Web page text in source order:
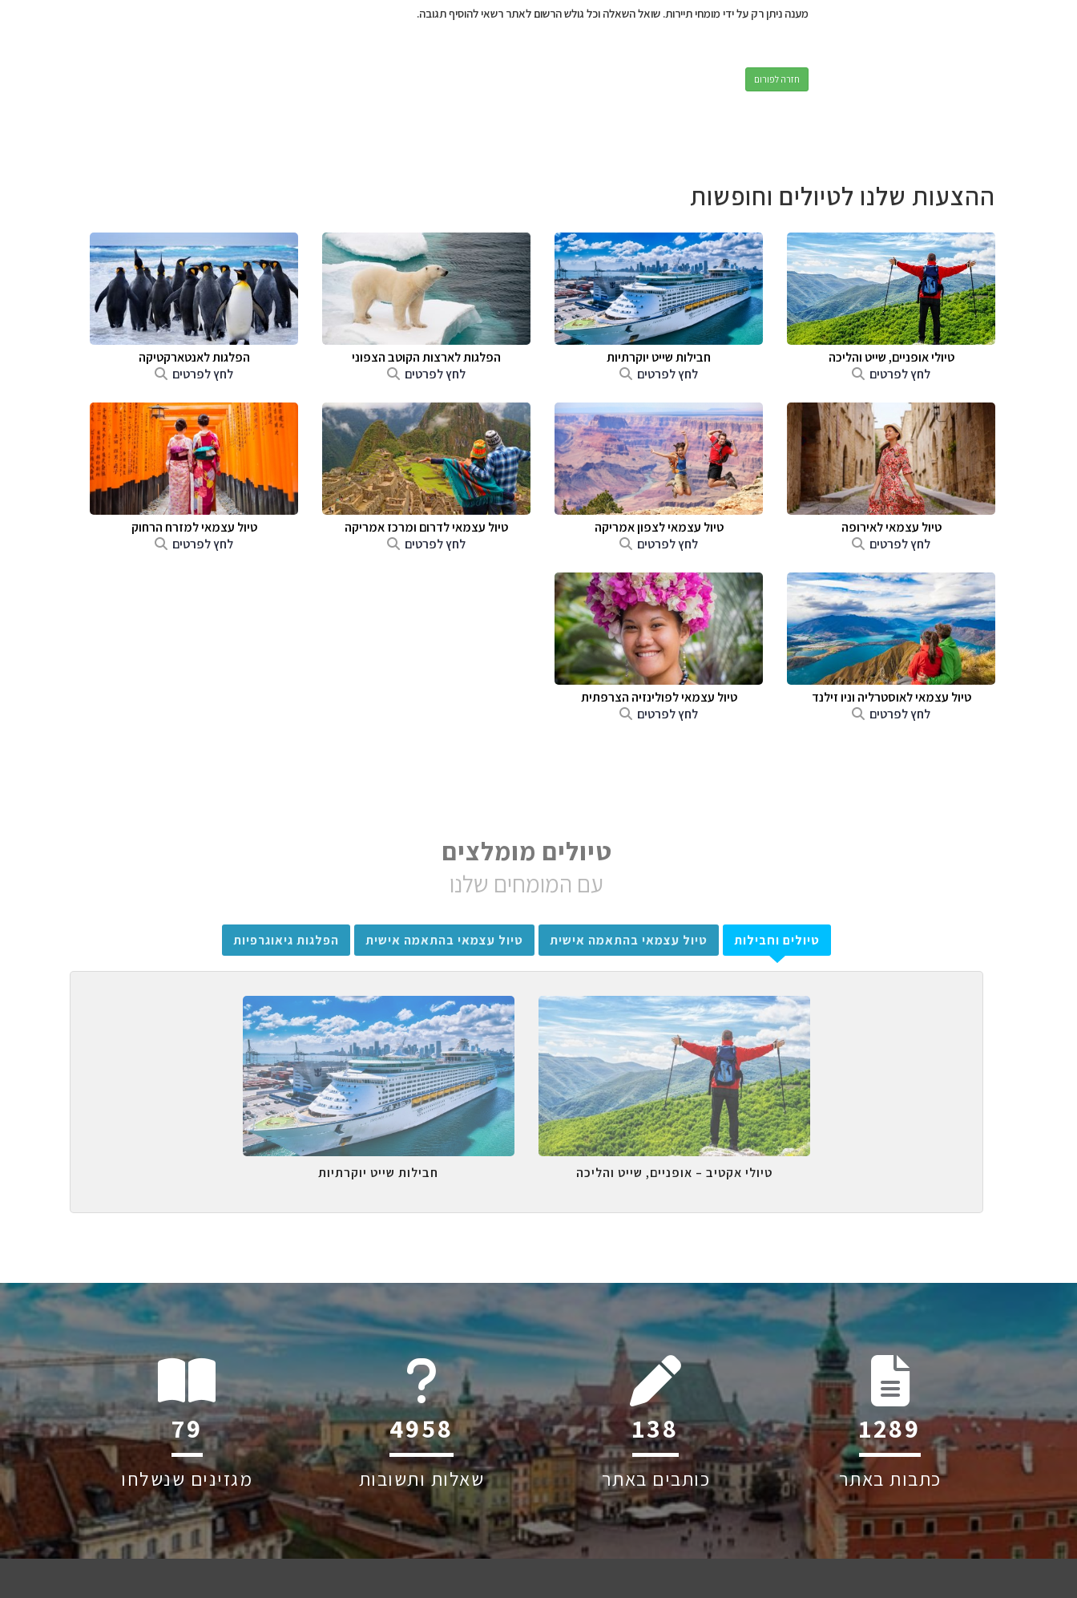
מענה ניתן רק על ידי מומחי תיירות. שואל השאלה וכל גולש הרשום לאתר רשאי להוסיף תגובה.
חזרה לפורום
ההצעות שלנו לטיולים וחופשות
טיולי אופניים, שייט והליכה
לחץ לפרטים
חבילות שייט יוקרתיות
לחץ לפרטים
הפלגות לארצות הקוטב הצפוני
לחץ לפרטים
הפלגות לאנטארקטיקה
לחץ לפרטים
טיול עצמאי לאירופה
לחץ לפרטים
טיול עצמאי לצפון אמריקה
לחץ לפרטים
טיול עצמאי לדרום ומרכז אמריקה
לחץ לפרטים
טיול עצמאי למזרח הרחוק
לחץ לפרטים
טיול עצמאי לאוסטרליה וניו זילנד
לחץ לפרטים
טיול עצמאי לפולינזיה הצרפתית
לחץ לפרטים
טיולים מומלצים
עם המומחים שלנו
טיולים וחבילות טיול עצמאי בהתאמה אישית טיול עצמאי בהתאמה אישית הפלגות גיאוגרפיות
טיולי אקטיב – אופניים, שייט והליכה חבילות שייט יוקרתיות
124
מגזינים שנשלחו
6045
שאלות ותשובות
218
כותבים באתר
2025
כתבות באתר